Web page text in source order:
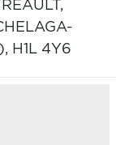
H1L 4Y6